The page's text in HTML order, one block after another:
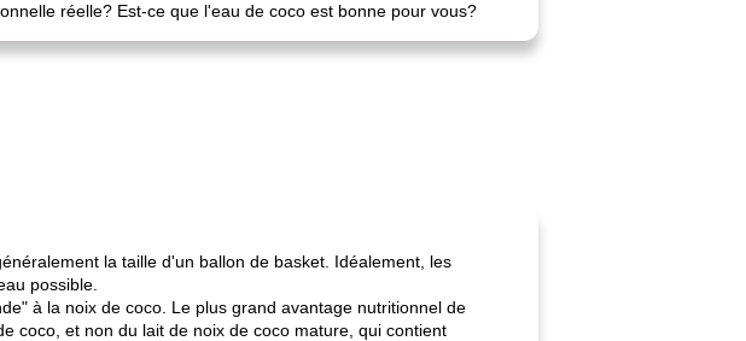
réelle? Est-ce que l'eau de coco est bonne pour vous?
la taille d'un ballon de basket. Idéalement, les
possible.
à la noix de coco. Le plus grand avantage nutritionnel de
coco, et non du lait de noix de coco mature, qui contient